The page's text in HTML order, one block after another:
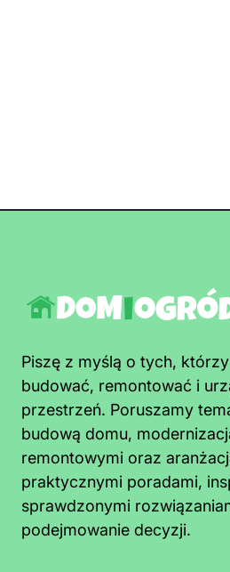
Piszę z myślą o tych,
budować, remontować i
przestrzeń. Poruszamy
budową domu,
remontowymi oraz
praktycznymi poradami,
sprawdzonymi
podejmowanie decyzji.
Jak pozbyć się